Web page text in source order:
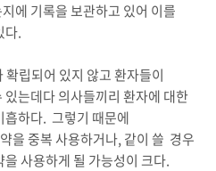
에 기록을 보관하고 있어 이를
다.
립되어 있지 않고 환자들이
는데다 의사들끼리 환자에 대한
흡하다. 그렇기 때문에
을 중복 사용하거나, 같이 쓸 경우
사용하게 될 가능성이 크다.